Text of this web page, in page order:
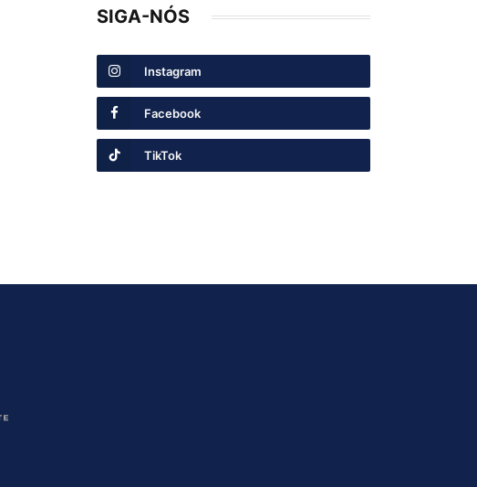
SIGA-NÓS
Instagram
Facebook
TikTok